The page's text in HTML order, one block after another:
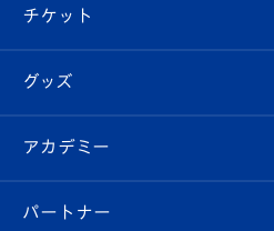
チケット
イベント
メディア
エンブレム紹介
スタッフプロフィール
マスコット紹介
はじめての観戦ガイド
Revive Team
ヴィヴィくんの長崎おもてなしガ
試合日程/結果
フォトギャラリー
スタジアムグルメ
チケット
チケット
V-LOVERS（ファンクラブ）
グッズ
オンラインショップ
アカデミー
育成からのお知らせ
パートナー